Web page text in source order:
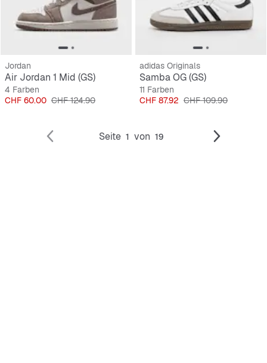
Jordan
Air Jordan 1 Mid (GS)
4 Farben
Preis
CHF 60.00 Originalpreis
CHF 124.90
adidas Originals
Samba OG (GS)
11 Farben
Preis
CHF 87.92 Originalpreis
CHF 109.90
Seite 1 von 19